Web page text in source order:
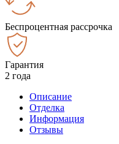
Беспроцентная рассрочка
Гарантия
2 года
Описание
Отделка
Информация
Отзывы